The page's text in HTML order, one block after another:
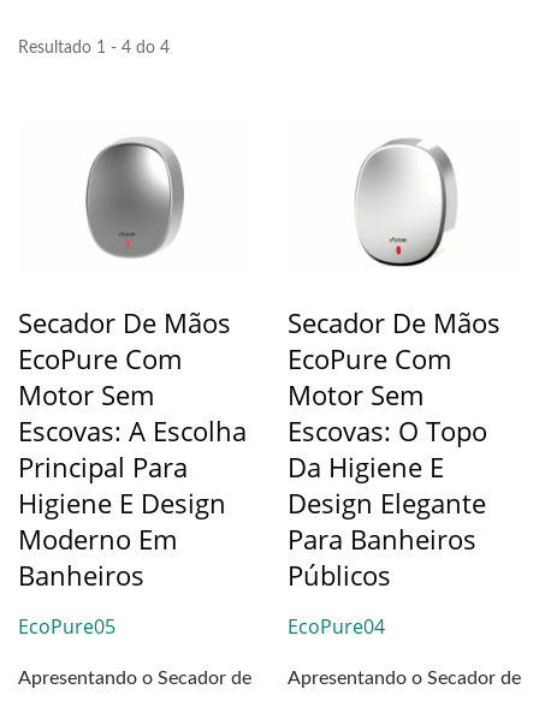
Resultado 1 - 4 do 4
Secador De Mãos
EcoPure Com
Motor Sem
Escovas: A Escolha
Principal Para
Higiene E Design
Moderno Em
Banheiros
EcoPure05
Apresentando o Secador de
Secador De Mãos
EcoPure Com
Motor Sem
Escovas: O Topo
Da Higiene E
Design Elegante
Para Banheiros
Públicos
EcoPure04
Apresentando o Secador de